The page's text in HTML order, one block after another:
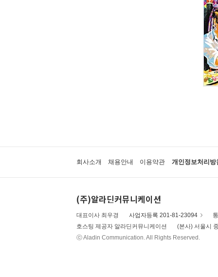
회사소개 채용안내 이용약관 개인정보처리방
(주)알라딘커뮤니케이션
대표이사 최우경 사업자등록 201-81-23094
호스팅 제공자 알라딘커뮤니케이션
(본사) 서울시
ⓒ Aladin Communication. All Rights Reserved.